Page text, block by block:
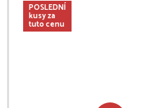
POSLEDNÍ
kusy za
tuto cenu